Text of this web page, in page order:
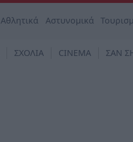
Αθλητικά Αστυνομικά
ΣΧΟΛΙΑ CINEMA ΣΑΝ